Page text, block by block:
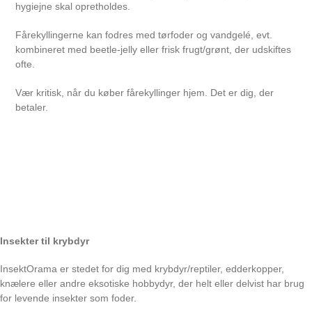
hygiejne skal opretholdes.
Fårekyllingerne kan fodres med tørfoder og vandgelé, evt.
kombineret med beetle-jelly eller frisk frugt/grønt, der udskiftes
ofte.
Vær kritisk, når du køber fårekyllinger hjem. Det er dig, der
betaler.
Insekter til krybdyr
InsektOrama er stedet for dig med krybdyr/reptiler, edderkopper,
knælere eller andre eksotiske hobbydyr, der helt eller delvist har brug
for levende insekter som foder.